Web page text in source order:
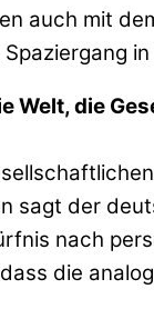
auch mit
Welt, die
sagt der
nach
die